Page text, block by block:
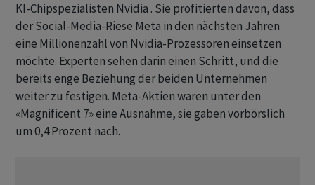
KI-Chipspezialisten Nvidia . Sie profitierten davon, dass
der Social-Media-Riese Meta in den nächsten Jahren
eine Millionenzahl von Nvidia-Prozessoren einsetzen
möchte. Experten sehen darin einen Schritt, und die
bereits enge Beziehung der beiden Unternehmen
weiter zu festigen. Meta-Aktien waren unter den
«Magnificent 7» eine Ausnahme, sie gaben vorbörslich
um 0,4 Prozent nach.